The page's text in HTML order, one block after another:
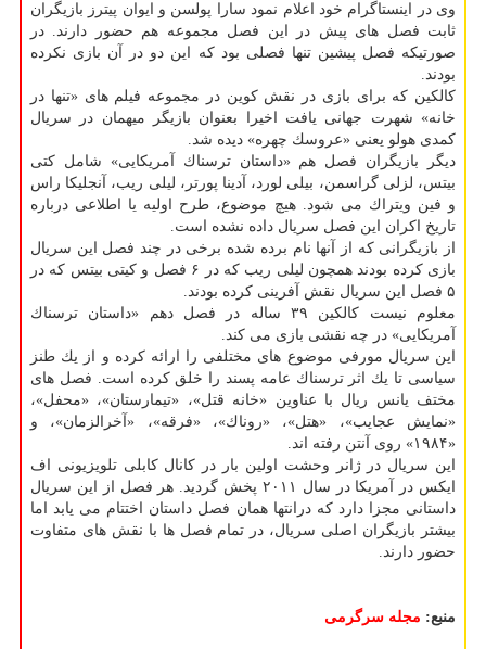
وی در اینستاگرام خود اعلام نمود سارا پولسن و ایوان پیترز بازیگران
ثابت فصل های پیش در این فصل مجموعه هم حضور دارند. در
صورتیكه فصل پیشین تنها فصلی بود كه این دو در آن بازی نكرده
بودند.
كالكین كه برای بازی در نقش كوین در مجموعه فیلم های «تنها در
خانه» شهرت جهانی یافت اخیرا بعنوان بازیگر میهمان در سریال
كمدی هولو یعنی «عروسك چهره» دیده شد.
دیگر بازیگران فصل هم «داستان ترسناك آمریكایی» شامل كتی
بیتس، لزلی گراسمن، بیلی لورد، آدینا پورتر، لیلی ریب، آنجلیكا راس
و فین ویتراك می شود. هیچ موضوع، طرح اولیه یا اطلاعی درباره
تاریخ اكران این فصل سریال داده نشده است.
از بازیگرانی كه از آنها نام برده شده برخی در چند فصل این سریال
بازی كرده بودند همچون لیلی ریب كه در ۶ فصل و كیتی بیتس كه در
۵ فصل این سریال نقش آفرینی كرده بودند.
معلوم نیست كالكین ۳۹ ساله در فصل دهم «داستان ترسناك
آمریكایی» در چه نقشی بازی می كند.
این سریال مورفی موضوع های مختلفی را ارائه كرده و از یك طنز
سیاسی تا یك اثر ترسناك عامه پسند را خلق كرده است. فصل های
مختف یانس ریال با عناوین «خانه قتل»، «تیمارستان»، «محفل»،
«نمایش عجایب»، «هتل»، «روناك»، «فرقه»، «آخرالزمان»، و
«۱۹۸۴» روی آنتن رفته اند.
این سریال در ژانر وحشت اولین بار در كانال كابلی تلویزیونی اف
ایكس در آمریكا در سال ۲۰۱۱ پخش گردید. هر فصل از این سریال
داستانی مجزا دارد كه درانتها همان فصل داستان اختتام می یابد اما
بیشتر بازیگران اصلی سریال، در تمام فصل ها با نقش های متفاوت
حضور دارند.
منبع: مجله سرگرمی